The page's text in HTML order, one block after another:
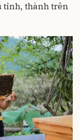
tỉnh, thành trên